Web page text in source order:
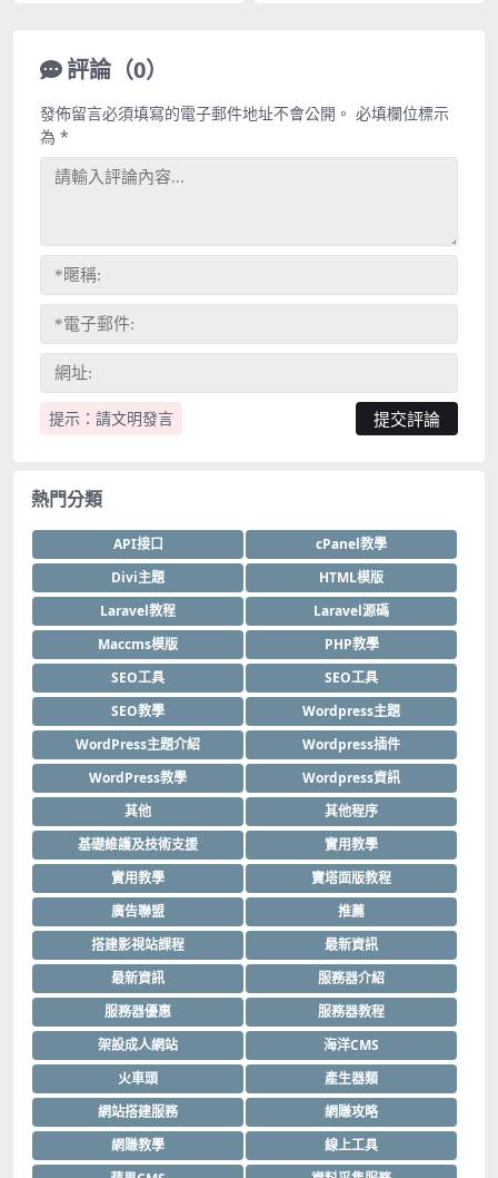
評論（0）
提示：請文明發言
發佈留言必須填寫的電子郵件地址不會公開。 必填欄位標示
為 *
熱門分類
API接口
cPanel教學
Divi主題
HTML模版
Laravel教程
Laravel源碼
Maccms模版
PHP教學
SEO工具
SEO工具
SEO教學
Wordpress主題
WordPress主題介紹
Wordpress插件
WordPress教學
Wordpress資訊
其他
其他程序
基礎維護及技術支援
實用教學
實用教學
寶塔面版教程
廣告聯盟
推薦
搭建影視站課程
最新資訊
最新資訊
服務器介紹
服務器優惠
服務器教程
架設成人網站
海洋CMS
火車頭
產生器類
網站搭建服務
網賺攻略
網賺教學
線上工具